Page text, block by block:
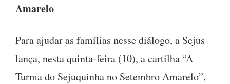
Amarelo
Para ajudar as famílias nesse diálogo, a Sejus
lança, nesta quinta-feira (10), a cartilha “A
Turma do Sejuquinha no Setembro Amarelo”,